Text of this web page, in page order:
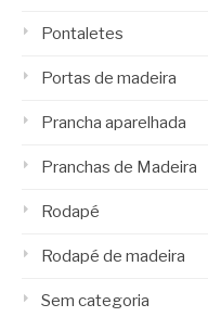
Pontaletes
Portas de madeira
Prancha aparelhada
Pranchas de Madeira
Rodapé
Rodapé de madeira
Sem categoria